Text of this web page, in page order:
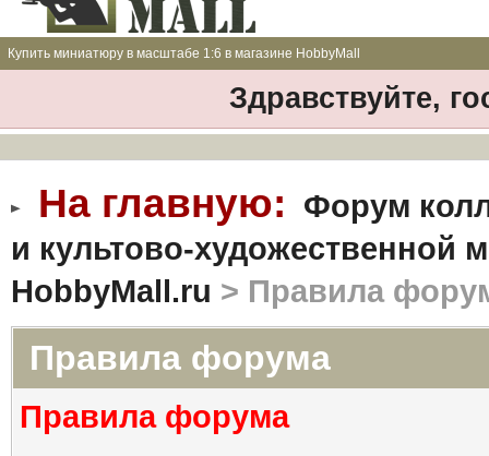
Купить миниатюру в масштабе 1:6 в магазине HobbyMall
Здравствуйте,
На главную:
Форум
и культово-художественной
HobbyMall.ru > Правила
Правила форума
Правила форума